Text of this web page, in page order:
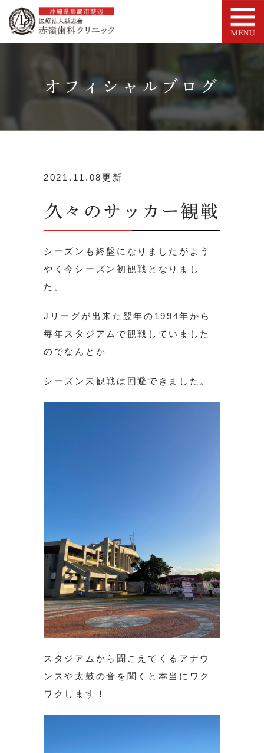
オフィシャルブログ
2021.11.08更新
久々のサッカー観戦
シーズンも終盤になりましたがよう
やく今シーズン初観戦となりまし
た。
Jリーグが出来た翌年の1994年から
毎年スタジアムで観戦していました
のでなんとか
シーズン未観戦は回避できました。
スタジアムから聞こえてくるアナウ
ンスや太鼓の音を聞くと本当にワク
ワクします！